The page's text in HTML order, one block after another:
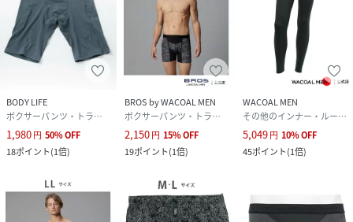
BODY LIFE
ボクサーパンツ・トランクス
1,980円 50%OFF
18ポイント(1倍)
BROS by WACOAL MEN
ボクサーパンツ・トランクス
2,150円 15%OFF
19ポイント(1倍)
WACOAL MEN
その他のインナー・ルームウェア
5,049円 10%OFF
45ポイント(1倍)